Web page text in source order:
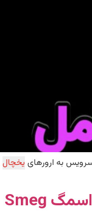
به ارورهای یخچال
اسمگ Smeg | نحوه رفع آن